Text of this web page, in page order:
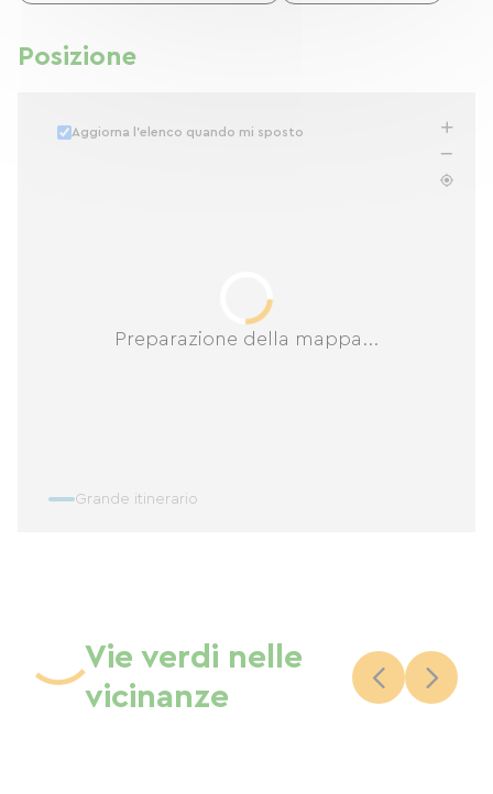
Posizione
Preparazione della mappa...
Aggiorna l'elenco quando mi sposto
Grande itinerario
Vie verdi nelle
vicinanze